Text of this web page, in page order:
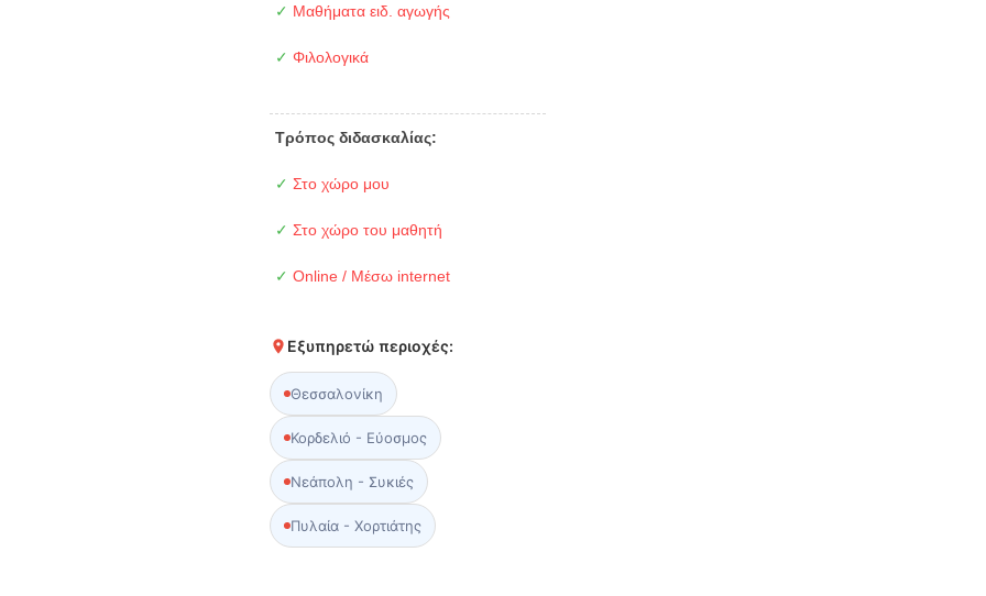
✓ Μαθήματα ειδ. αγωγής
✓ Φιλολογικά
Τρόπος διδασκαλίας:
✓ Στο χώρο μου
✓ Στο χώρο του μαθητή
✓ Online / Μέσω internet
Εξυπηρετώ περιοχές:
Θεσσαλονίκη
Κορδελιό - Εύοσμος
Νεάπολη - Συκιές
Πυλαία - Χορτιάτης